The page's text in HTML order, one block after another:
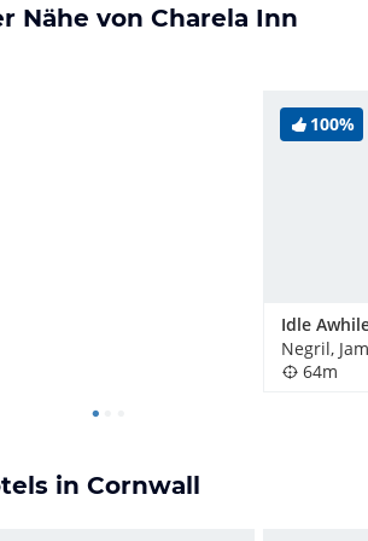
Nähe von Charela Inn
100%
Idle
Negril,
64m
in Cornwall